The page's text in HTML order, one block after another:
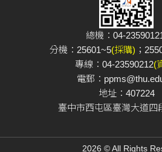
總機：04-
分機：25601~5(採購) ；
專線：04-23590212(
電郵：
地址：407224
臺中市西屯區臺灣大道四
2026 © All Rights